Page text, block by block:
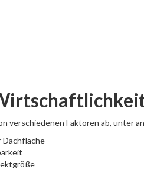
verschiedenen Faktoren ab, unter
Dachfläche